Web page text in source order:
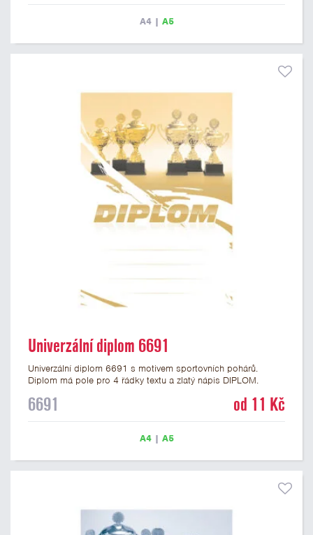
A4| A5
Univerzální diplom 6691
Univerzální diplom 6691 s motivem sportovních pohárů.
Diplom má pole pro 4 řádky textu a zlatý nápis DIPLOM.
univerzální diplom je vhodný pro většinu událostí, ke kterým by
6691 od 11 Kč
A4| A5